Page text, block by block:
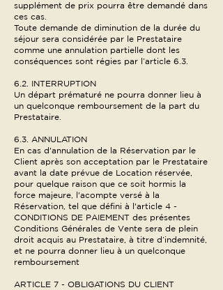
supplément de prix pourra être demandé dans
ces cas.
Toute demande de diminution de la durée du
séjour sera considérée par le Prestataire
comme une annulation partielle dont les
conséquences sont régies par l’article 6.3.
6.2. INTERRUPTION
Un départ prématuré ne pourra donner lieu à
un quelconque remboursement de la part du
Prestataire.
6.3. ANNULATION
En cas d'annulation de la Réservation par le
Client après son acceptation par le Prestataire
avant la date prévue de Location réservée,
pour quelque raison que ce soit hormis la
force majeure, l'acompte versé à la
Réservation, tel que défini à l'article 4 -
CONDITIONS DE PAIEMENT des présentes
Conditions Générales de Vente sera de plein
droit acquis au Prestataire, à titre d’indemnité,
et ne pourra donner lieu à un quelconque
remboursement
ARTICLE 7 - OBLIGATIONS DU CLIENT